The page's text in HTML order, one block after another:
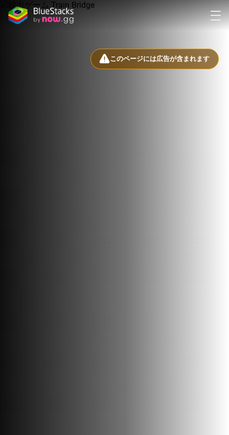
このページには広告が含まれます